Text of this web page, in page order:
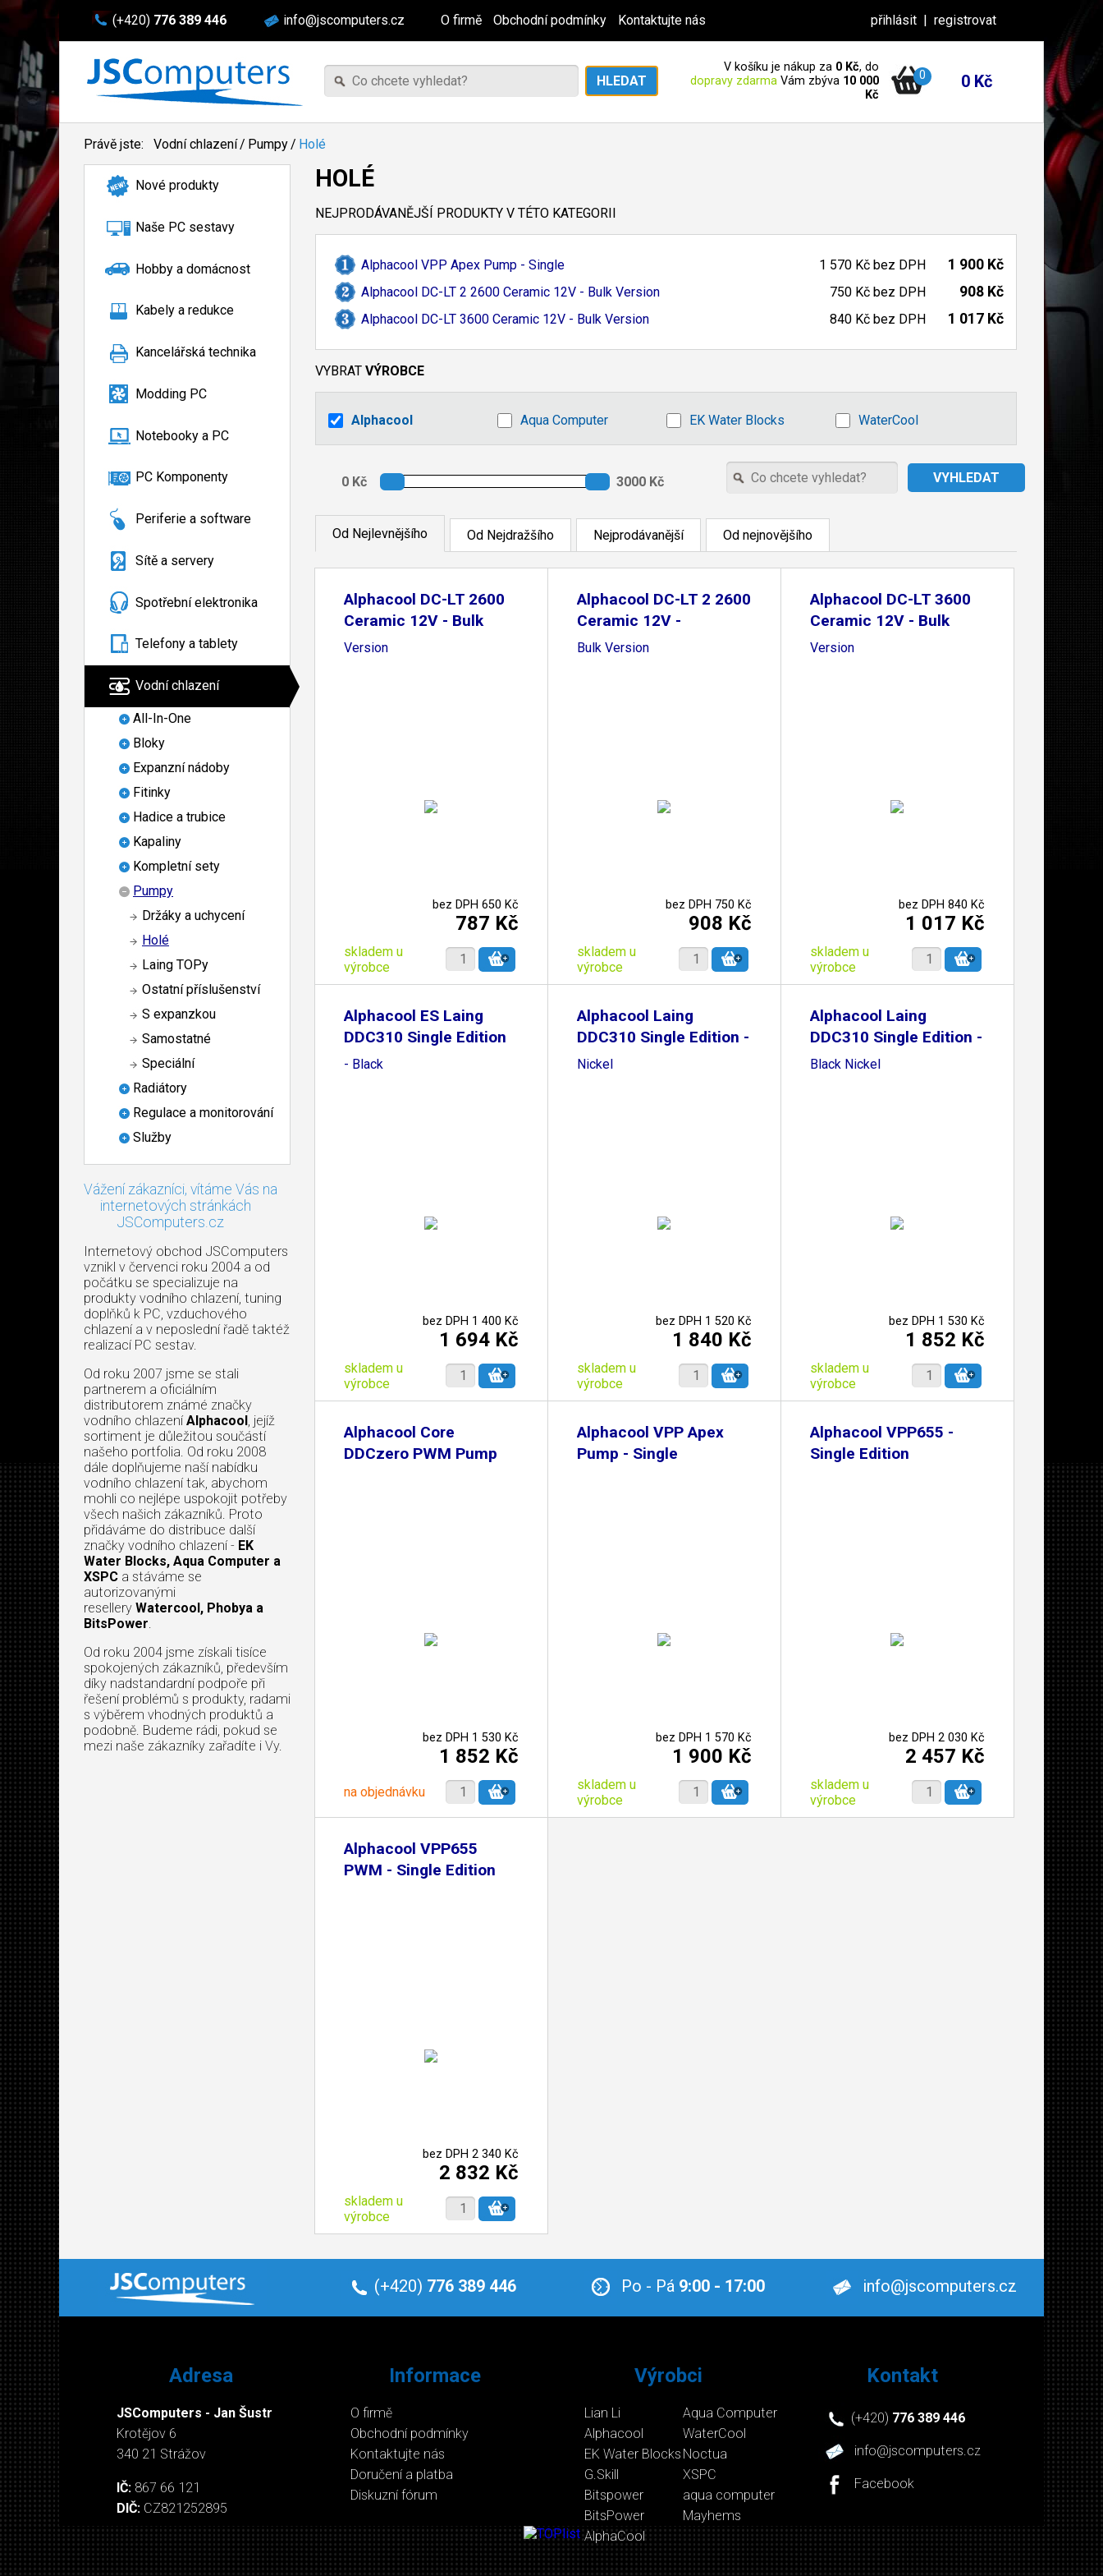
(+420) 776 389 446 info@jscomputers.cz O firmě Obchodní podmínky Kontaktujte nás přihlásit | registrovat
V košíku je nákup za 0 Kč, do
dopravy zdarma Vám zbýva 10 000
Kč
0 0 Kč
Právě jste: Vodní chlazení/ Pumpy/ Holé
Nové produkty
Naše PC sestavy
Hobby a domácnost
Kabely a redukce
Kancelářská technika
Modding PC
Notebooky a PC
PC Komponenty
Periferie a software
Sítě a servery
Spotřební elektronika
Telefony a tablety
Vodní chlazení
All-In-One
Bloky
Expanzní nádoby
Fitinky
Hadice a trubice
Kapaliny
Kompletní sety
Pumpy
Držáky a uchycení
Holé
Laing TOPy
Ostatní příslušenství
S expanzkou
Samostatné
Speciální
Radiátory
Regulace a monitorování
Služby
Vážení zákazníci, vítáme Vás na
internetových stránkách
JSComputers.cz
Internetový obchod JSComputers
vznikl v červenci roku 2004 a od
počátku se specializuje na
produkty vodního chlazení, tuning
doplňků k PC, vzduchového
chlazení a v neposlední řadě taktéž
realizací PC sestav.
Od roku 2007 jsme se stali
partnerem a oficiálním
distributorem známé značky
vodního chlazení Alphacool, jejíž
sortiment je důležitou součástí
našeho portfolia. Od roku 2008
dále doplňujeme naší nabídku
vodního chlazení tak, abychom
mohli co nejlépe uspokojit potřeby
všech našich zákazníků. Proto
přidáváme do distribuce další
značky vodního chlazení - EK
Water Blocks, Aqua Computer a
XSPC a stáváme se
autorizovanými
resellery Watercool, Phobya a
BitsPower.
Od roku 2004 jsme získali tisíce
spokojených zákazníků, především
díky nadstandardní podpoře při
řešení problémů s produkty, radami
s výběrem vhodných produktů a
podobně. Budeme rádi, pokud se
mezi naše zákazníky zařadíte i Vy.
HOLÉ
NEJPRODÁVANĚJŠÍ PRODUKTY V TÉTO KATEGORII
Alphacool VPP Apex Pump - Single 1 570 Kč bez DPH 1 900 Kč
Alphacool DC-LT 2 2600 Ceramic 12V - Bulk Version 750 Kč bez DPH 908 Kč
Alphacool DC-LT 3600 Ceramic 12V - Bulk Version 840 Kč bez DPH 1 017 Kč
VYBRAT VÝROBCE
Alphacool Aqua Computer EK Water Blocks WaterCool
Od Nejlevnějšího Od Nejdražšího Nejprodávanější Od nejnovějšího
Alphacool DC-LT 2600
Ceramic 12V - Bulk
Version
bez DPH 650 Kč
787 Kč
skladem u
výrobce
Alphacool DC-LT 2 2600
Ceramic 12V -
Bulk Version
bez DPH 750 Kč
908 Kč
skladem u
výrobce
Alphacool DC-LT 3600
Ceramic 12V - Bulk
Version
bez DPH 840 Kč
1 017 Kč
skladem u
výrobce
Alphacool ES Laing
DDC310 Single Edition
- Black
bez DPH 1 400 Kč
1 694 Kč
skladem u
výrobce
Alphacool Laing
DDC310 Single Edition -
Nickel
bez DPH 1 520 Kč
1 840 Kč
skladem u
výrobce
Alphacool Laing
DDC310 Single Edition -
Black Nickel
bez DPH 1 530 Kč
1 852 Kč
skladem u
výrobce
Alphacool Core
DDCzero PWM Pump
bez DPH 1 530 Kč
1 852 Kč
na objednávku
Alphacool VPP Apex
Pump - Single
bez DPH 1 570 Kč
1 900 Kč
skladem u
výrobce
Alphacool VPP655 -
Single Edition
bez DPH 2 030 Kč
2 457 Kč
skladem u
výrobce
Alphacool VPP655
PWM - Single Edition
bez DPH 2 340 Kč
2 832 Kč
skladem u
výrobce
(+420) 776 389 446 Po - Pá 9:00 - 17:00 info@jscomputers.cz
Adresa
JSComputers - Jan Šustr
Krotějov 6
340 21 Strážov
IČ: 867 66 121
DIČ: CZ821252895
Informace
O firmě
Obchodní podmínky
Kontaktujte nás
Doručení a platba
Diskuzní fórum
Výrobci
Lian Li
Aqua Computer
Alphacool
WaterCool
EK Water Blocks Noctua
G.Skill
XSPC
Bitspower
aqua computer
BitsPower
Mayhems
AlphaCool
Kontakt
(+420) 776 389 446
info@jscomputers.cz
Facebook